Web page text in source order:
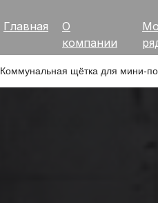
Коммунальная щётка для мини-
Главная
О
компании